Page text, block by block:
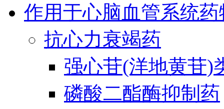
作用于心脑血管系统药
抗心力衰竭药
强心苷(洋地黄苷)
磷酸二酯酶抑制药